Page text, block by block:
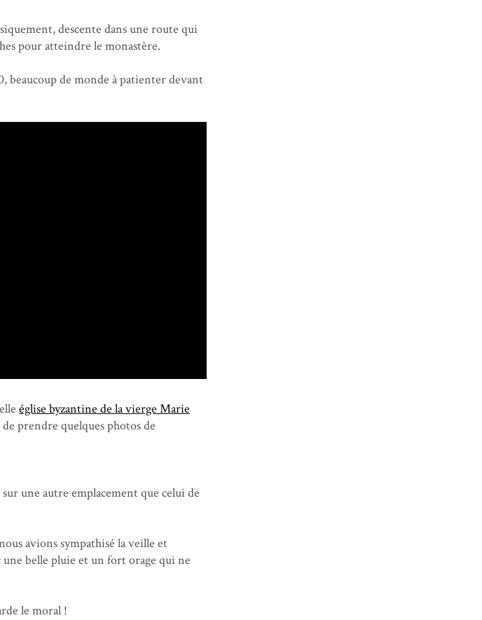
descente dans une route qui
pour atteindre le monastère.
beaucoup de monde à patienter devant
église byzantine de la vierge Marie
prendre quelques photos de
une autre emplacement que celui de
avions sympathisé la veille et
belle pluie et un fort orage qui ne
le moral !